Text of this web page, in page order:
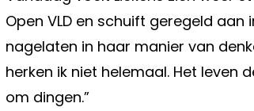
Open VLD en schuift geregeld
nagelaten in haar manier van
herken ik niet helemaal. Het leven
om dingen.”